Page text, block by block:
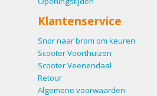
Klantenservice
Snor naar brom om keuren
Scooter Voorthuizen
Scooter Veenendaal
Retour
Algemene voorwaarden